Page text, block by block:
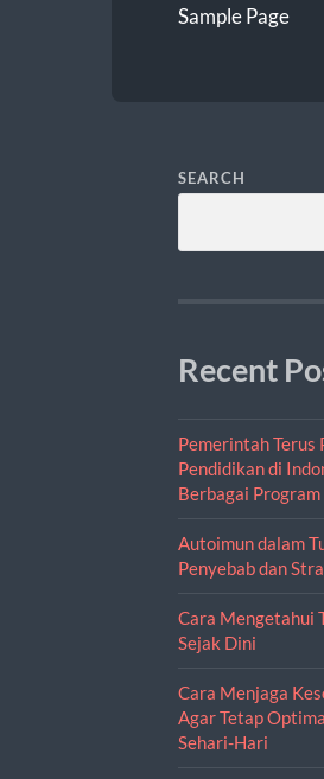
Sample Page
SEARCH
Recent
Pemerintah Terus
Pendidikan di
Berbagai
Autoimun dalam
Penyebab dan
Cara Mengetahui
Sejak Dini
Cara Menjaga
Agar Tetap
Sehari-Hari